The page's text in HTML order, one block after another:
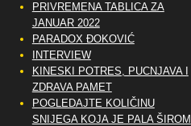
PRIVREMENA TABLICA ZA
JANUAR 2022
PARADOX ĐOKOVIĆ
INTERVIEW
KINESKI POTRES, PUCNJAVA I
ZDRAVA PAMET
POGLEDAJTE KOLIČINU
SNIJEGA KOJA JE PALA ŠIROM